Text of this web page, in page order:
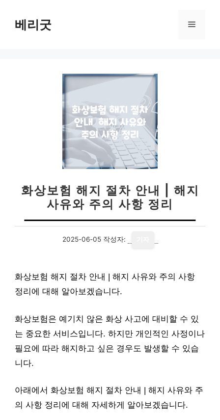
베리굿 메
화상보험 해지 절차 안내 | 해지
사유와 주의 사항 정리
2025-06-05 작성자:
화상보험 해지 절차 안내 | 해지 사유와 주의 사항
정리에 대해 알아보겠습니다.
화상보험은 예기치 않은 화상 사고에 대비할 수 있
는 중요한 서비스입니다. 하지만 개인적인 사정이나
필요에 따라 해지하고 싶은 경우도 발생할 수 있습
니다.
아래에서 화상보험 해지 절차 안내 | 해지 사유와 주
의 사항 정리에 대해 자세하게 알아보겠습니다.